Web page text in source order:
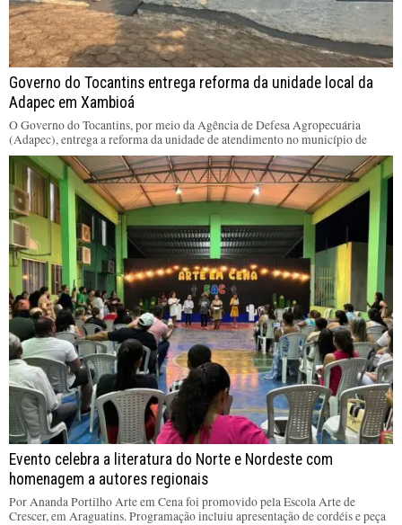
Governo do Tocantins entrega reforma da unidade local da
Adapec em Xambioá
O Governo do Tocantins, por meio da Agência de Defesa Agropecuária
(Adapec), entrega a reforma da unidade de atendimento no município de
Evento celebra a literatura do Norte e Nordeste com
homenagem a autores regionais
Por Ananda Portilho Arte em Cena foi promovido pela Escola Arte de
Crescer, em Araguatins. Programação incluiu apresentação de cordéis e peça